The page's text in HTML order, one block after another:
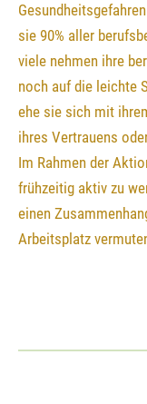
sie 90% aller
viele nehmen ihre
noch auf die leichte
ehe sie sich mit
ihres Vertrauens
Im Rahmen der
frühzeitig aktiv zu
einen
Arbeitsplatz